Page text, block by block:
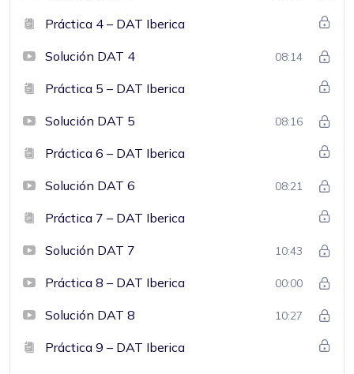
Práctica 4 – DAT Iberica
Solución DAT 4 08:14
Práctica 5 – DAT Iberica
Solución DAT 5 08:16
Práctica 6 – DAT Iberica
Solución DAT 6 08:21
Práctica 7 – DAT Iberica
Solución DAT 7 10:43
Práctica 8 – DAT Iberica 00:00
Solución DAT 8 10:27
Práctica 9 – DAT Iberica